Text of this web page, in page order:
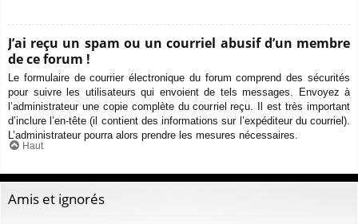
J’ai reçu un spam ou un courriel abusif d’un membre
de ce forum !
Le formulaire de courrier électronique du forum comprend des sécurités
pour suivre les utilisateurs qui envoient de tels messages. Envoyez à
l’administrateur une copie complète du courriel reçu. Il est très important
d’inclure l’en-tête (il contient des informations sur l’expéditeur du courriel).
L’administrateur pourra alors prendre les mesures nécessaires.
Haut
Amis et ignorés